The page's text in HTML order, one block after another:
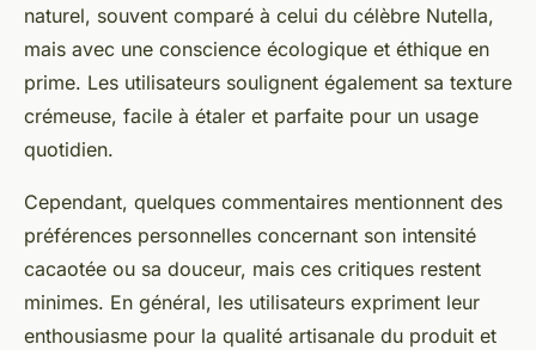
naturel, souvent comparé à celui du célèbre Nutella,
mais avec une conscience écologique et éthique en
prime. Les utilisateurs soulignent également sa texture
crémeuse, facile à étaler et parfaite pour un usage
quotidien.
Cependant, quelques commentaires mentionnent des
préférences personnelles concernant son intensité
cacaotée ou sa douceur, mais ces critiques restent
minimes. En général, les utilisateurs expriment leur
enthousiasme pour la qualité artisanale du produit et